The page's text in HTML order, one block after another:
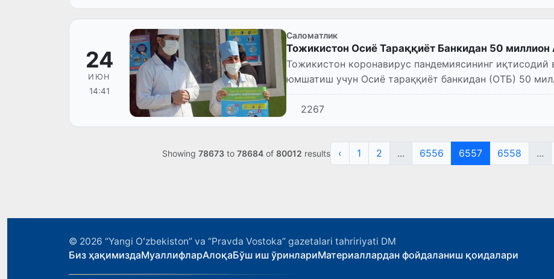
24
ИЮН
14:41
Саломатлик
Тожикистон Осиё Тараққиёт Банкидан 50
Тожикистон коронавирус пандемиясининг
юмшатиш учун Осиё тараққиёт банкидан (ОТБ) 50
олади. Бу ҳақда “Авеста...
2267
Showing 78673 to 78684 of 80012 results ‹ 1 2 ... 6556 6557 6558 ...
© 2026 “Yangi Oʻzbekiston” va “Pravda Vostoka” gazetalari tahririyati DM
Биз ҳақимиздаМуаллифларАлоқаБўш иш ўринлариМатериаллардан фойдаланиш қоидалари